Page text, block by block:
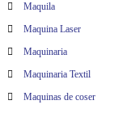
Maquila
Maquina Laser
Maquinaria
Maquinaria Textil
Maquinas de coser